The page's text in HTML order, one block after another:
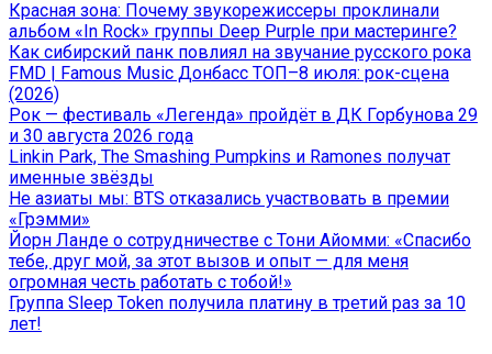
Красная зона: Почему звукорежиссеры проклинали
альбом «In Rock» группы Deep Purple при мастеринге?
Как сибирский панк повлиял на звучание русского рока
FMD | Famous Music Донбасс ТОП–8 июля: рок-сцена
(2026)
Рок — фестиваль «Легенда» пройдёт в ДК Горбунова 29
и 30 августа 2026 года
Linkin Park, The Smashing Pumpkins и Ramones получат
именные звёзды
Не азиаты мы: BTS отказались участвовать в премии
«Грэмми»
Йорн Ланде о сотрудничестве с Тони Айомми: «Спасибо
тебе, друг мой, за этот вызов и опыт — для меня
огромная честь работать с тобой!»
Группа Sleep Token получила платину в третий раз за 10
лет!